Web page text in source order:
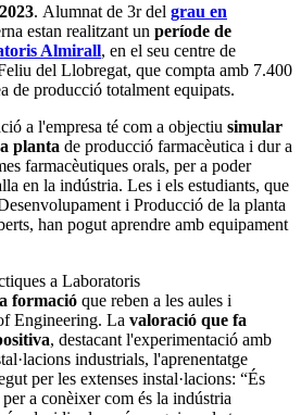
. Alumnat de 3r del grau en
estan realitzant un període de
Almirall, en el seu centre de
del Llobregat, que compta amb 7.400
de producció totalment equipats.
a l'empresa té com a objectiu simular
planta de producció farmacèutica i dur a
farmacèutiques orals, per a poder
en la indústria. Les i els estudiants, que
i Producció de la planta
han pogut aprendre amb equipament
a Laboratoris
formació que reben a les aules i
Engineering. La valoració que fa
, destacant l'experimentació amb
industrials, l'aprenentatge
per les extenses instal·lacions: “És
a conèixer com és la indústria